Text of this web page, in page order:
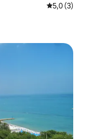
Vlerësimi
5,0 (3)